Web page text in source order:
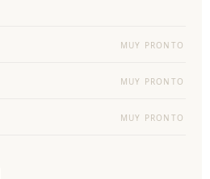
MUY PRONTO
MUY PRONTO
MUY PRONTO